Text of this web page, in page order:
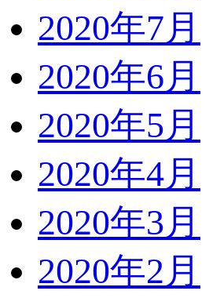
2020年7月
2020年6月
2020年5月
2020年4月
2020年3月
2020年2月